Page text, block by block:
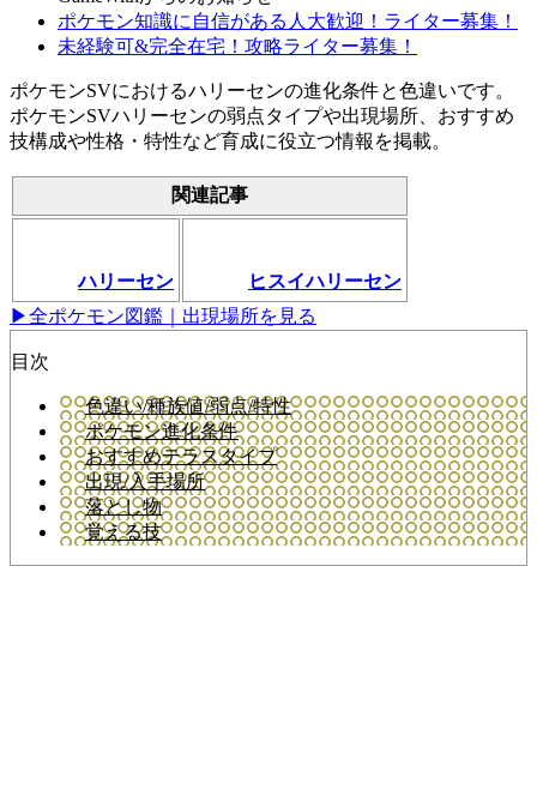
ポケモン知識に自信がある人大歓迎！ライター募集！
未経験可&完全在宅！攻略ライター募集！
ポケモンSVにおけるハリーセンの進化条件と色違いです。
ポケモンSVハリーセンの弱点タイプや出現場所、おすすめ
技構成や性格・特性など育成に役立つ情報を掲載。
関連記事
ハリーセン
ヒスイハリーセン
▶全ポケモン図鑑｜出現場所を見る
目次
色違い/種族値/弱点/特性
ポケモン進化条件
おすすめテラスタイプ
出現/入手場所
落とし物
覚える技